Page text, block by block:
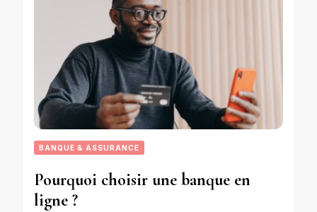
BANQUE & ASSURANCE
Pourquoi choisir une banque en
ligne ?